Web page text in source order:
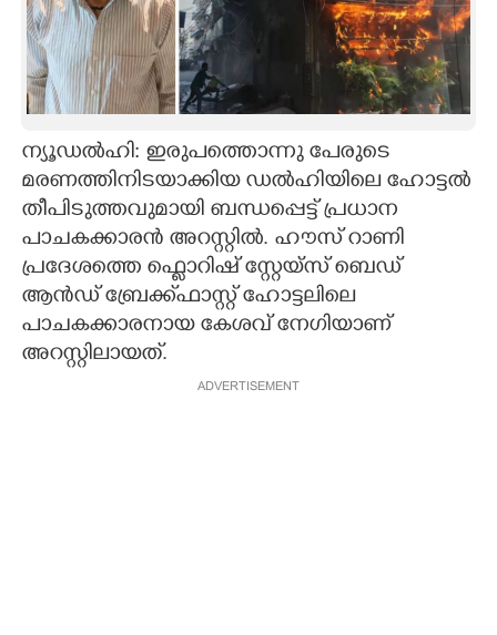
ART
CARTOONS
ZOOM
ന്യൂഡൽഹി: ഇരുപത്തൊന്നു പേരുടെ
മരണത്തിനിടയാക്കിയ ഡൽഹിയിലെ ഹോട്ടൽ
തീപിടുത്തവുമായി ബന്ധപ്പെട്ട് പ്രധാന
പാചകക്കാരൻ അറസ്റ്റിൽ. ഹൗസ് റാണി
പ്രദേശത്തെ ഫ്ലൊറിഷ് സ്റ്റേയ്സ് ബെഡ്
ആൻഡ് ബ്രേക്ക്ഫാസ്റ്റ് ഹോട്ടലിലെ
പാചകക്കാരനായ കേശവ് നേഗിയാണ്
അറസ്റ്റിലായത്.
ADVERTISEMENT